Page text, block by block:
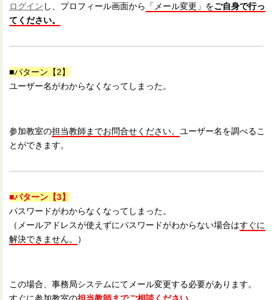
ログイン し、プロフィール画面から 「メール変更」をご自身で行っ
てください。
■パターン【2】
ユーザー名がわからなくなってしまった。
参加教室の担当教師までお問合せください。 ユーザー名を調べるこ
とができます。
■パターン【3】
パスワードがわからなくなってしまった。
（メールアドレスが使えずにパスワードがわからない場合はすぐに
解決できません。
）
この場合、事務局システムにてメール変更する必要があります。
すぐに参加教室の担当教師までご相談ください。